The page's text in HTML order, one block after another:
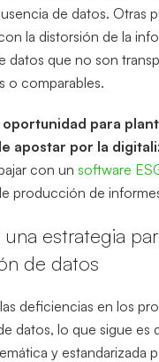
de datos. Otras
la distorsión de la
datos que no son
o comparables.
oportunidad para
apostar por la
con un software
producción de
una estrategia
de datos
deficiencias en los
datos, lo que sigue es
y estandarizada